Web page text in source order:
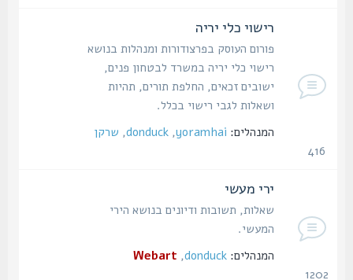
רישוי כלי יריה
פורום העוסק בפרצודורות ומנהלות בנושא
רישוי כלי יריה במשרד לבטחון פנים,
ישובים זכאים, החלפת תורים, תהיות
ושאלות לגבי רישוי בכלל.
המנהלים: yoramhai
,
donduck
,שרקן
ירי מעשי
שאלות, תשובות ודיונים בנושא הירי
המעשי.
המנהלים: donduck
,
Webart